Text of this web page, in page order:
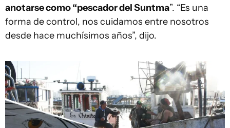
anotarse como “pescador del Suntma”. “Es una
forma de control, nos cuidamos entre nosotros
desde hace muchísimos años”, dijo.